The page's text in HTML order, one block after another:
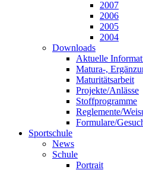
2007
2006
2005
2004
Downloads
Aktuelle
Matura-,
Maturitätsarbeit
Projekte/Anlässe
Stoffprogramme
Reglemente/
Formulare/
Sportschule
News
Schule
Portrait